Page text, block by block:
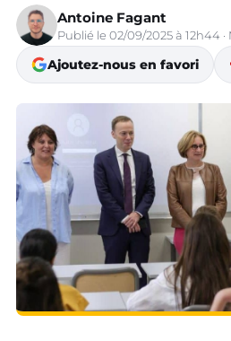
Antoine Fagant
Publié le 02/09/2025 à 12h44 ·
Ajoutez-nous en favori